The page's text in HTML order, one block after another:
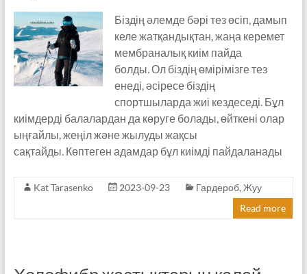
Біздің әлемде бәрі тез өсіп, дамып
келе жатқандықтан, жаңа керемет
мембраналық киім пайда
болды. Ол біздің өмірімізге тез
енеді, әсіресе біздің
спортшыларда жиі кездеседі. Бұл
киімдерді балалардан да көруге болады, өйткені олар
ыңғайлы, жеңіл және жылуды жақсы
сақтайды. Көптеген адамдар бұл киімді пайдаланады
Kat Tarasenko 2023-09-23 Гардероб, Жуу
Read more